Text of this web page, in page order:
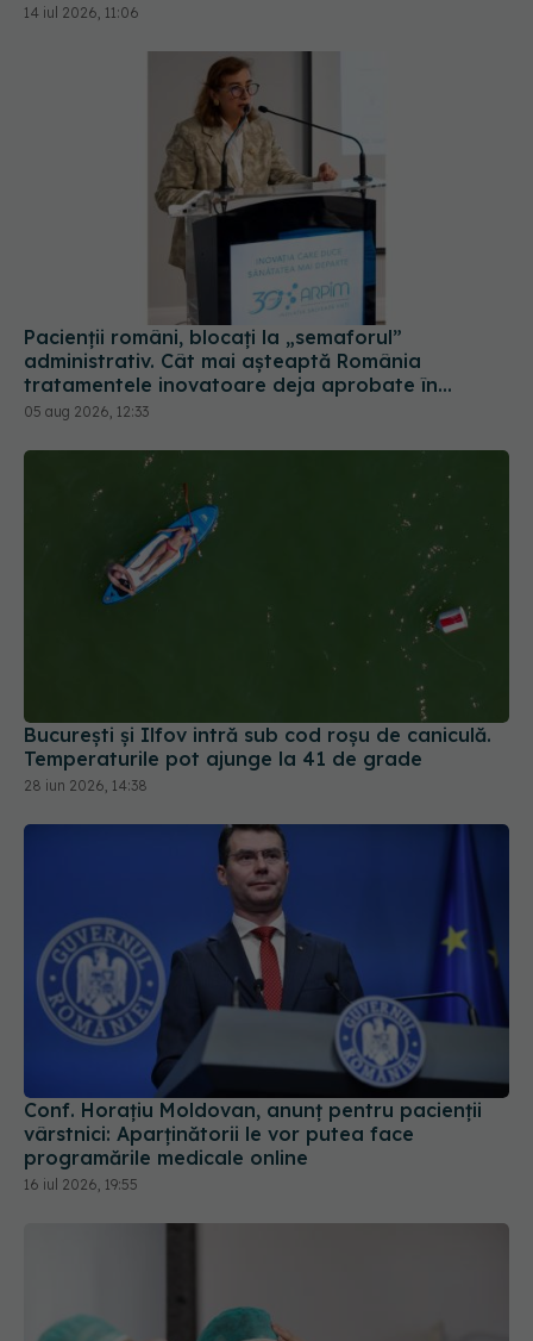
14 iul 2026, 11:06
Pacienții români, blocați la „semaforul”
administrativ. Cât mai așteaptă România
tratamentele inovatoare deja aprobate în
Europa
05 aug 2026, 12:33
București și Ilfov intră sub cod roșu de caniculă.
Temperaturile pot ajunge la 41 de grade
28 iun 2026, 14:38
Conf. Horațiu Moldovan, anunț pentru pacienții
vârstnici: Aparținătorii le vor putea face
programările medicale online
16 iul 2026, 19:55